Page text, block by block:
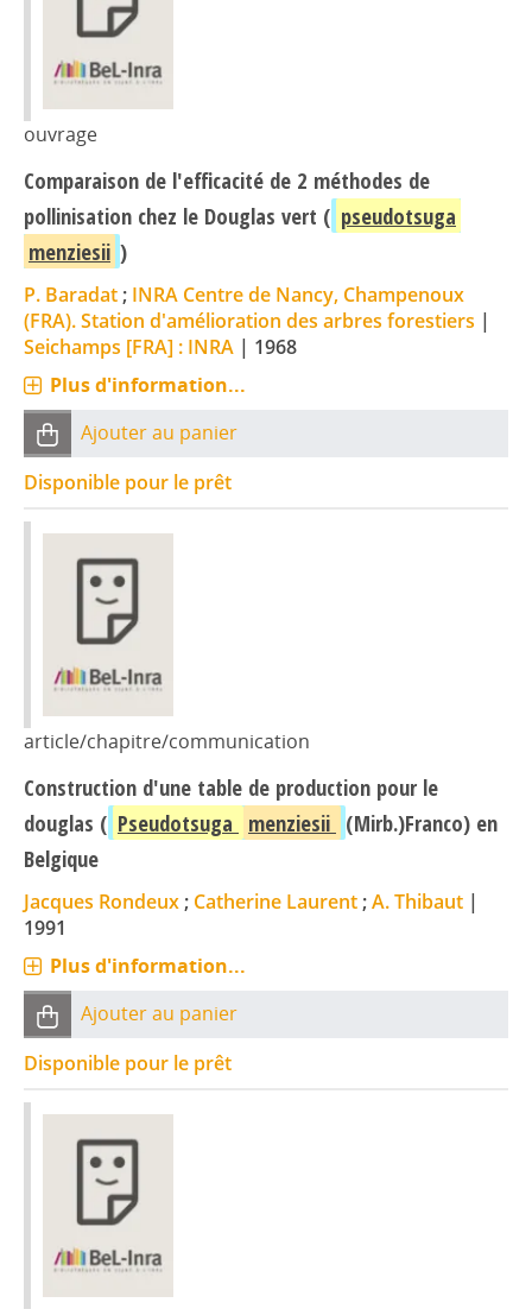
ouvrage
Comparaison de l'efficacité de 2 méthodes de
pollinisation chez le Douglas vert ( pseudotsuga
menziesii )
P. Baradat ; INRA Centre de Nancy, Champenoux
(FRA). Station d'amélioration des arbres forestiers |
Seichamps [FRA] : INRA | 1968
Plus d'information...
Ajouter au panier
Disponible pour le prêt
article/chapitre/communication
Construction d'une table de production pour le
douglas ( Pseudotsuga menziesii (Mirb.)Franco) en
Belgique
Jacques Rondeux ; Catherine Laurent ;A. Thibaut |
1991
Plus d'information...
Ajouter au panier
Disponible pour le prêt